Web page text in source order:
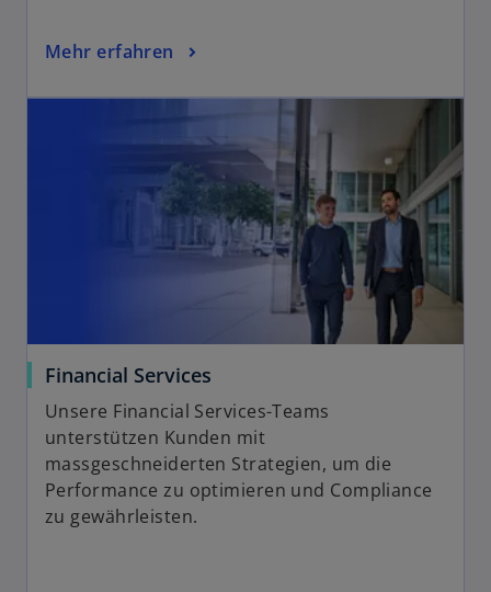
Mehr erfahren
Financial Services
Unsere Financial Services-Teams
unterstützen Kunden mit
massgeschneiderten Strategien, um die
Performance zu optimieren und Compliance
zu gewährleisten.